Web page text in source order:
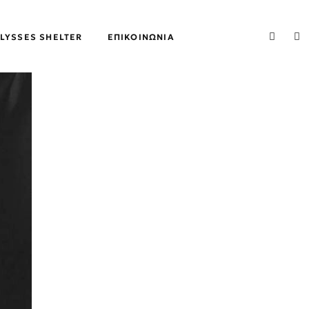
SHELTER ΕΠΙΚΟΙΝΩΝΊΑ